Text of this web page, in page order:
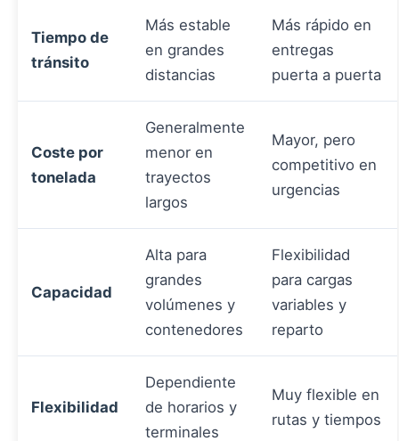
Tiempo de
tránsito
Más estable
en grandes
distancias
Más rápido en
entregas
puerta a puerta
Coste por
tonelada
Generalmente
menor en
trayectos
largos
Mayor, pero
competitivo en
urgencias
Capacidad
Alta para
grandes
volúmenes y
contenedores
Flexibilidad
para cargas
variables y
reparto
Flexibilidad
Dependiente
de horarios y
terminales
Muy flexible en
rutas y tiempos